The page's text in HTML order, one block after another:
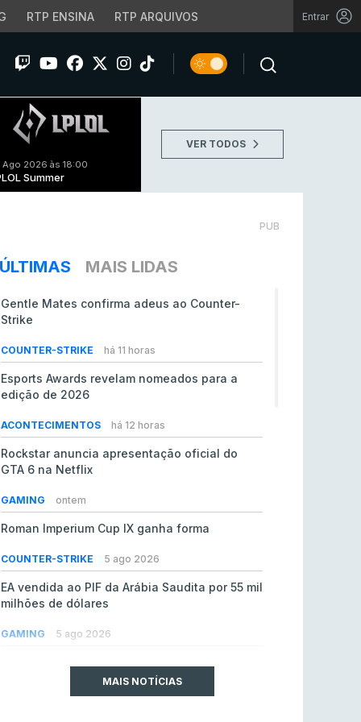
RTP ENSINA RTP ARQUIVOS Entrar
Ago 2026 às 18:00
Summer
VER TODOS
PUB
ÚLTIMAS MAIS LIDAS
Gentle Mates confirma adeus ao Counter-
Strike
COUNTER-STRIKE há 11 horas
Esports Awards revelam nomeados para a
edição de 2026
ACONTECIMENTOS há 12 horas
Rockstar anuncia apresentação oficial do
GTA 6 na Netflix
GAMING ontem
Roman Imperium Cup IX ganha forma
COUNTER-STRIKE 5 ago 2026
EA vendida ao PIF da Arábia Saudita por 55 mil
milhões de dólares
GAMING 5 ago 2026
MAIS NOTÍCIAS